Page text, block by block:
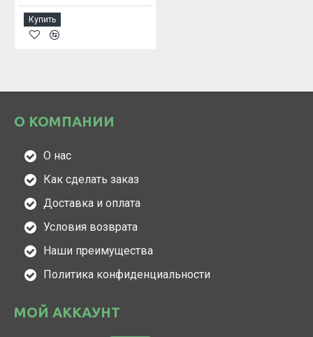
Купить
О КОМПАНИИ
О нас
Как сделать заказ
Доставка и оплата
Условия возврата
Наши преимущества
Политика конфиденциальности
МОЙ АККАУНТ